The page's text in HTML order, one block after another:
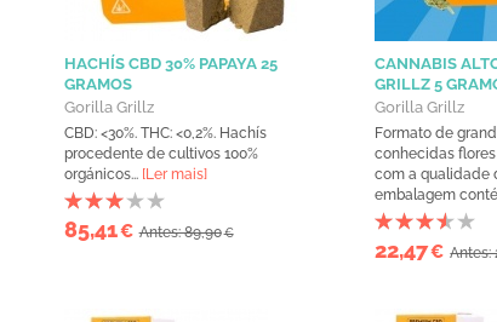
HACHÍS CBD 30% PAPAYA 25
GRAMOS
Gorilla Grillz
CBD: <30%. THC: <0,2%. Hachís
procedente de cultivos 100%
orgánicos... [Ler mais]
85,41€ Antes: 89,90€
CANNABIS
GRILLZ 5
Gorilla Grillz
Formato de
conhecidas
com a qualidade
embalagem
22,47€ Antes: